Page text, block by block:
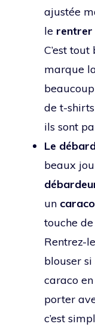
ajustée
le rentrer
C’est
marque
de t-shirts
ils sont
Le
beaux
un
touche
Rentrez-
blouser si
caraco
porter
c’est